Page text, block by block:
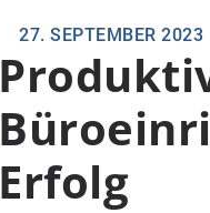
27. SEPTEMBER 2023
Erfolg